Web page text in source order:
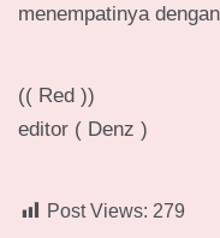
menempatinya
(( Red ))
editor ( Denz )
Post Views: 279